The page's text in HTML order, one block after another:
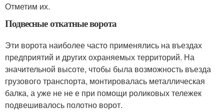
Отметим их.
Подвесные откатные ворота
Эти ворота наиболее часто применялись на въездах
предприятий и других охраняемых территорий. На
значительной высоте, чтобы была возможность въезда
грузового транспорта, монтировалась металлическая
балка, а уже не не е при помощи роликовых тележек
подвешивалось полотно ворот.